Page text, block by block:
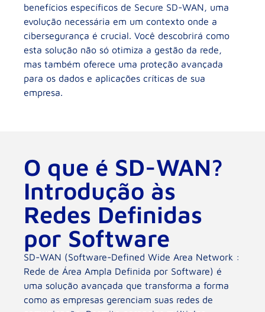
benefícios específicos de Secure SD-WAN, uma
evolução necessária em um contexto onde a
cibersegurança é crucial. Você descobrirá como
esta solução não só otimiza a gestão da rede,
mas também oferece uma proteção avançada
para os dados e aplicações críticas de sua
empresa.
O que é SD-WAN?
Introdução às
Redes Definidas
por Software
SD-WAN (Software-Defined Wide Area Network :
Rede de Área Ampla Definida por Software) é
uma solução avançada que transforma a forma
como as empresas gerenciam suas redes de